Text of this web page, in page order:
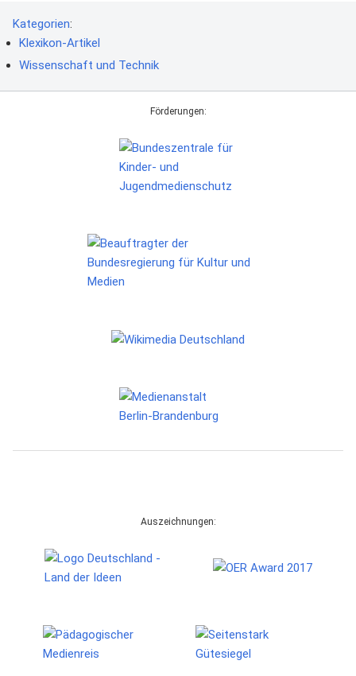
Kategorien:
Klexikon-Artikel
Wissenschaft und Technik
Förderungen:
Auszeichnungen: